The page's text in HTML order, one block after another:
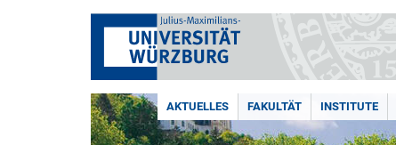
AKTUELLES FAKULTÄT INSTITUTE